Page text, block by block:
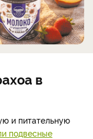
в
и питательную
подвесные